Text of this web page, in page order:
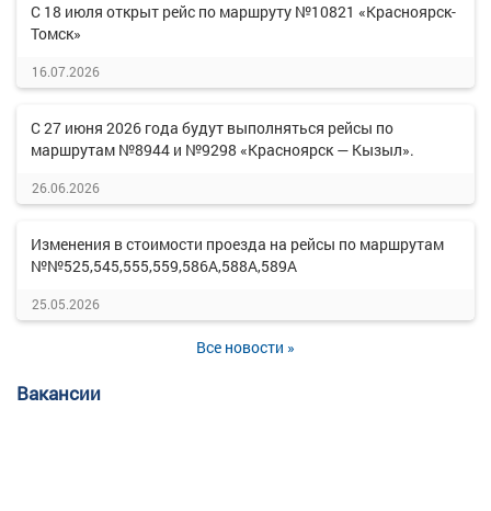
С 18 июля открыт рейс по маршруту №10821 «Красноярск-
Томск»
16.07.2026
С 27 июня 2026 года будут выполняться рейсы по
маршрутам №8944 и №9298 «Красноярск — Кызыл».
26.06.2026
Изменения в стоимости проезда на рейсы по маршрутам
№№525,545,555,559,586А,588А,589А
25.05.2026
Все новости »
Вакансии